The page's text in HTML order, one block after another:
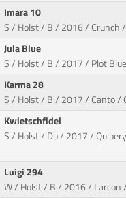
Imara 10
S / Holst / B / 2016 / Crunch
Jula Blue
S / Holst / B / 2017 / Plot
Karma 28
S / Holst / B / 2017 / Canto /
Kwietschfidel
S / Holst / Db / 2017 /
Luigi 294
W / Holst / B / 2016 / Larcon